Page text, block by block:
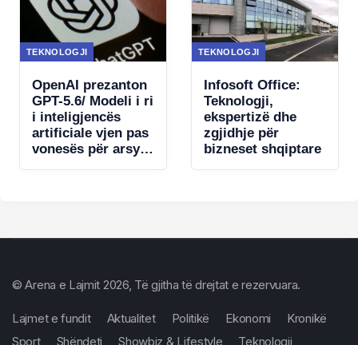
TEKNOLOGJI
OpenAI prezanton
GPT-5.6/ Modeli i ri
i inteligjencës
artificiale vjen pas
vonesës për arsye
TEKNOLOGJI
Infosoft Office:
Teknologji,
ekspertizë dhe
zgjidhje për
bizneset shqiptare
© Arena e Lajmit 2026, Të gjitha të drejtat e rezervuara.
Lajmet e fundit Aktualitet Politikë Ekonomi
Kronikë
Sport
Shëndeti Showbiz & Lifestyle Teknologji